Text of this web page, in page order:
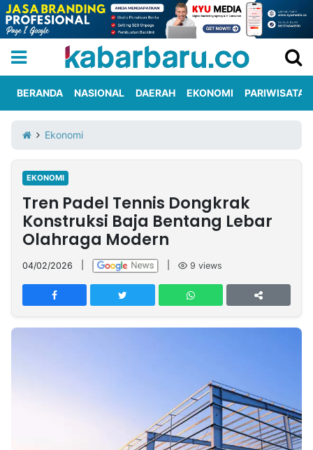
Iklan
Berita
Kami
Nasional
International
Olahraga
Entertainment
Daerah
Pariwisata
Kuliner
Kolom
Network
PT
TREETAN
INDONESIA
BERANDA NASIONAL DAERAH EKONOMI PARIWISATA
Ekonomi
EKONOMI
Tren Padel Tennis Dongkrak
Konstruksi Baja Bentang Lebar
Olahraga Modern
04/02/2026 9 views